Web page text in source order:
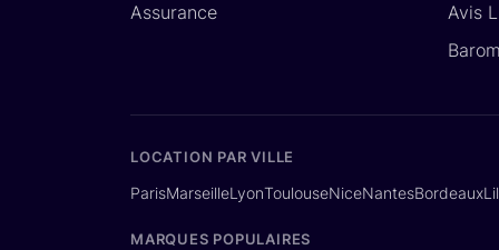
Assurance
Avis
LOCATION PAR VILLE
ParisMarseilleLyonToulouseNiceNantesBordeaux
MARQUES POPULAIRES